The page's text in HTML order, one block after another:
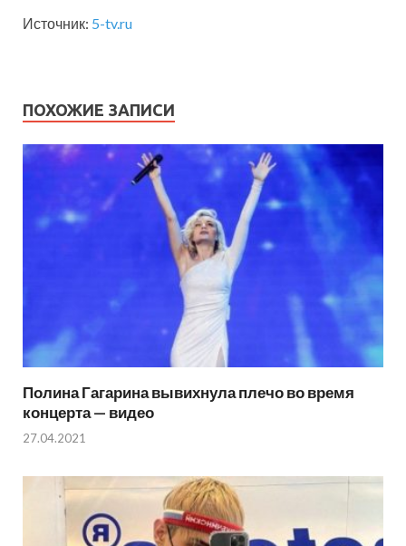
Источник: 5-tv.ru
ПОХОЖИЕ ЗАПИСИ
Полина Гагарина вывихнула плечо во время
концерта — видео
27.04.2021